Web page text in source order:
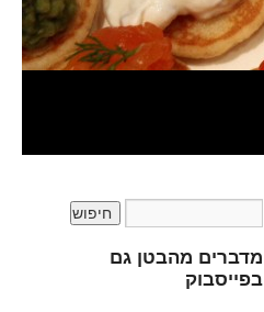
מדברים מהבטן גם
בפייסבוק